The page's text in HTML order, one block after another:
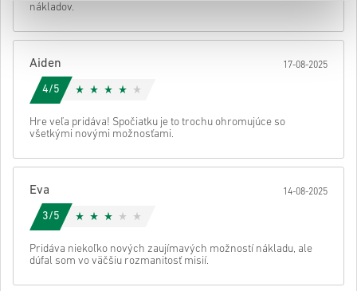
• Dokonči objednávku
Potom dostaneš e-mail s bezpečným odkazom na prístup ku kódu.
nákladov.
Aiden 17-08-2025
4/5
Hre veľa pridáva! Spočiatku je to trochu ohromujúce so
všetkými novými možnosťami.
Eva 14-08-2025
3/5
Pridáva niekoľko nových zaujímavých možností nákladu, ale
dúfal som vo väčšiu rozmanitosť misií.